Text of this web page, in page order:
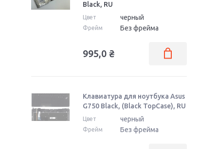
Black, RU
Цвет черный
Фрейм Без фрейма
995,0 ₴
Клавиатура для ноутбука Asus
G750 Black, (Black TopCase), RU
Цвет черный
Фрейм Без фрейма